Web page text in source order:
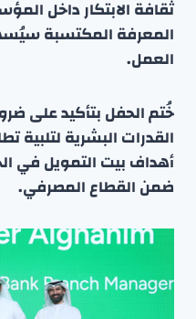
ثقافة الابتكار داخل
المعرفة المكتسبة
العمل.
خُتم الحفل بتأكيد على
القدرات البشرية
أهداف بيت التمويل في
ضمن القطاع المصرفي.